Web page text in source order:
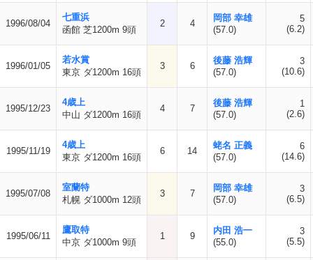
1996/08/04
七重浜
函館 芝1200m 9頭
2 4
岡部 幸雄
(57.0)
5
(6.2)
1996/01/05
若水賞
東京 ダ1200m 16頭
3 6
後藤 浩輝
(57.0)
3
(10.6)
1995/12/23
4歳上
中山 ダ1200m 16頭
4 7
後藤 浩輝
(57.0)
1
(2.6)
1995/11/19
4歳上
東京 ダ1200m 16頭
6 14
蛯名 正義
(57.0)
6
(14.6)
1995/07/08
室蘭特
札幌 ダ1000m 12頭
3 7
岡部 幸雄
(57.0)
3
(6.5)
1995/06/11
鷹取特
中京 ダ1000m 9頭
1 9
内田 浩一
(55.0)
3
(5.5)